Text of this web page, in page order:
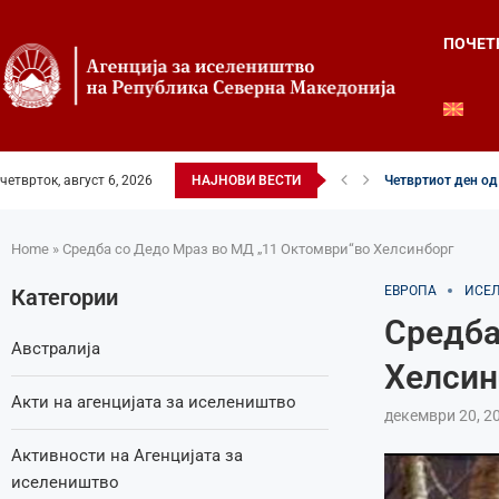
четврток, август 6, 2026 НАЈНОВИ ВЕСТИ Четвртиот ден
Home » Средба со Дедо Мраз во МД „11 Октомври“во Хелсинборг
ЕВРОПА
декември 20,
Категории
Австралија
Акти на агенцијата за иселеништво
Активности на Агенцијата за
иселеништво